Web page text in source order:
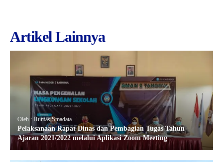
Artikel Lainnya
Oleh : Humas Smadata
Pelaksanaan Rapat Dinas dan Pembagian Tugas Tahun
Ajaran 2021/2022 melalui Aplikasi Zoom Meeting